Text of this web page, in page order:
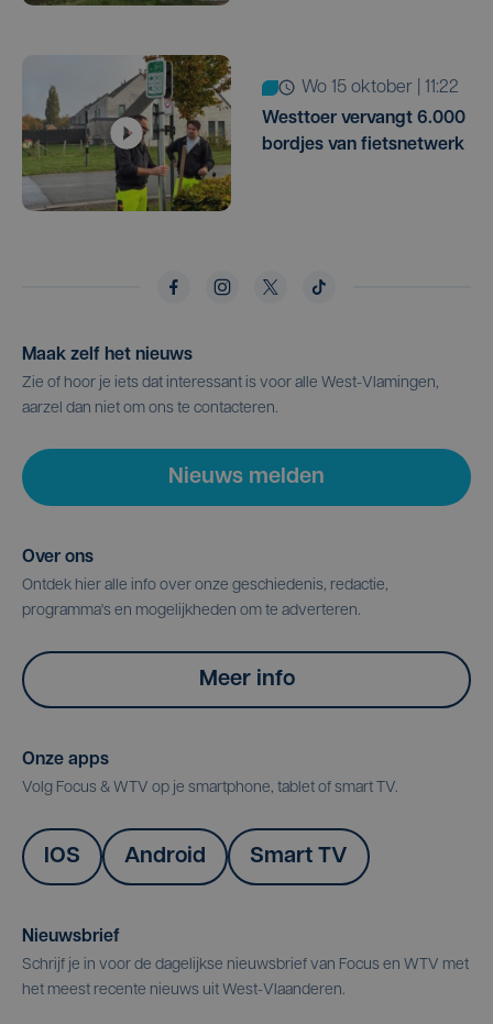
wo 15 oktober | 11:22
Westtoer vervangt 6.000
bordjes van fietsnetwerk
Maak zelf het nieuws
Zie of hoor je iets dat interessant is voor alle West-Vlamingen,
aarzel dan niet om ons te contacteren.
Nieuws melden
Over ons
Ontdek hier alle info over onze geschiedenis, redactie,
programma's en mogelijkheden om te adverteren.
Meer info
Onze apps
Volg Focus & WTV op je smartphone, tablet of smart TV.
IOS Android Smart TV
Nieuwsbrief
Schrijf je in voor de dagelijkse nieuwsbrief van Focus en WTV met
het meest recente nieuws uit West-Vlaanderen.